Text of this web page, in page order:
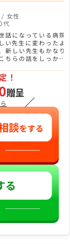
女性
代
話になっている病院
い先生に変わったよ
新しい先生もかなり
ちらの話をしっかり
！
贈呈
／